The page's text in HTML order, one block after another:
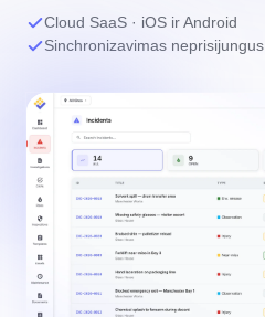
Cloud SaaS · iOS ir Android
Sinchronizavimas neprisijungus